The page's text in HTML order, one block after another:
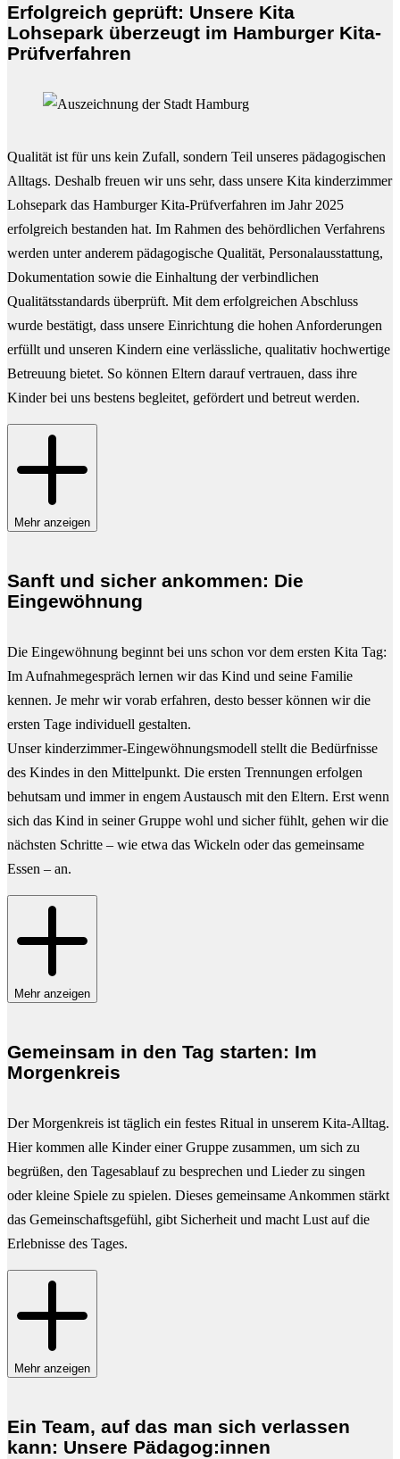
Erfolgreich geprüft: Unsere Kita
Lohsepark überzeugt im Hamburger Kita-
Prüfverfahren
Qualität ist für uns kein Zufall, sondern Teil unseres pädagogischen
Alltags. Deshalb freuen wir uns sehr, dass unsere Kita kinderzimmer
Lohsepark das Hamburger Kita-Prüfverfahren im Jahr 2025
erfolgreich bestanden hat. Im Rahmen des behördlichen Verfahrens
werden unter anderem pädagogische Qualität, Personalausstattung,
Dokumentation sowie die Einhaltung der verbindlichen
Qualitätsstandards überprüft. Mit dem erfolgreichen Abschluss
wurde bestätigt, dass unsere Einrichtung die hohen Anforderungen
erfüllt und unseren Kindern eine verlässliche, qualitativ hochwertige
Betreuung bietet. So können Eltern darauf vertrauen, dass ihre
Kinder bei uns bestens begleitet, gefördert und betreut werden.
Mehr anzeigen
Sanft und sicher ankommen: Die
Eingewöhnung
Die Eingewöhnung beginnt bei uns schon vor dem ersten Kita Tag:
Im Aufnahmegespräch lernen wir das Kind und seine Familie
kennen. Je mehr wir vorab erfahren, desto besser können wir die
ersten Tage individuell gestalten.
Unser kinderzimmer-Eingewöhnungsmodell stellt die Bedürfnisse
des Kindes in den Mittelpunkt. Die ersten Trennungen erfolgen
behutsam und immer in engem Austausch mit den Eltern. Erst wenn
sich das Kind in seiner Gruppe wohl und sicher fühlt, gehen wir die
nächsten Schritte – wie etwa das Wickeln oder das gemeinsame
Essen – an.
Mehr anzeigen
Gemeinsam in den Tag starten: Im
Morgenkreis
Der Morgenkreis ist täglich ein festes Ritual in unserem Kita-Alltag.
Hier kommen alle Kinder einer Gruppe zusammen, um sich zu
begrüßen, den Tagesablauf zu besprechen und Lieder zu singen
oder kleine Spiele zu spielen. Dieses gemeinsame Ankommen stärkt
das Gemeinschaftsgefühl, gibt Sicherheit und macht Lust auf die
Erlebnisse des Tages.
Mehr anzeigen
Ein Team, auf das man sich verlassen
kann: Unsere Pädagog:innen